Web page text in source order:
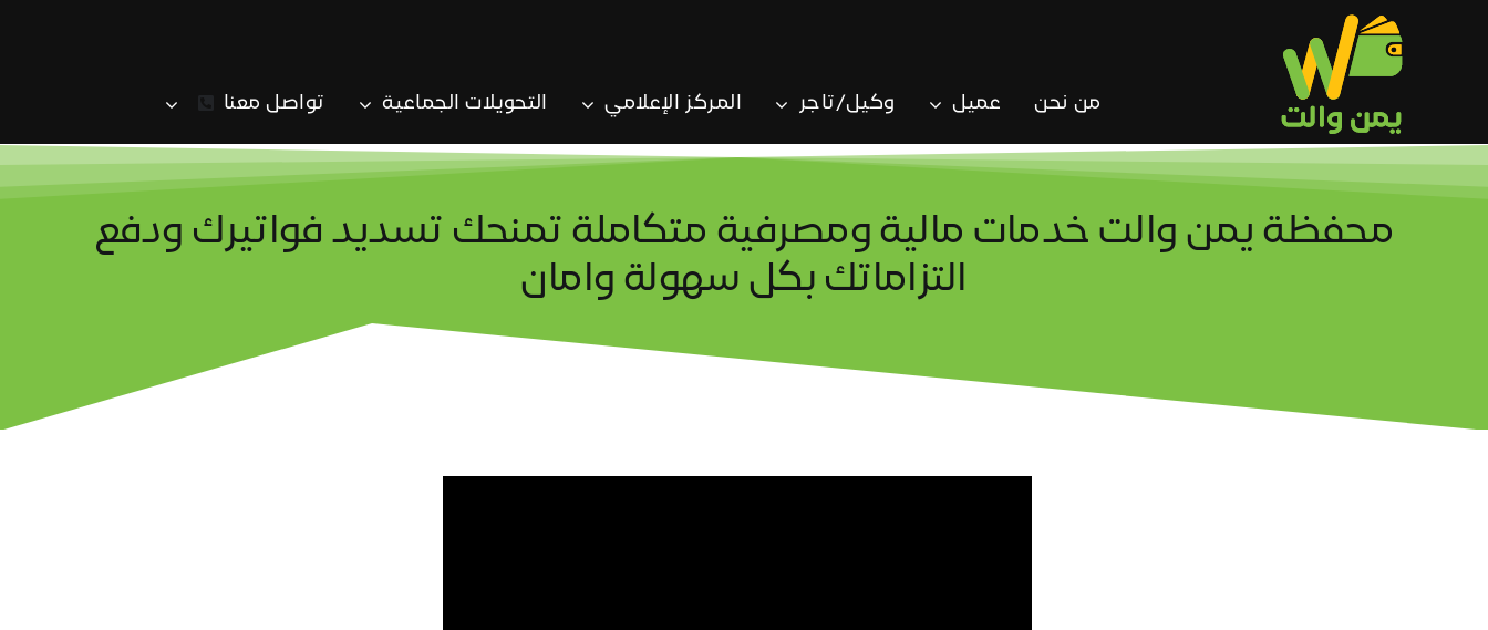
من نحن عميل وكيل/تاجر المركز الإعلامي التحويلات الجماعية تواصل معنا
محفظة يمن والت خدمات مالية ومصرفية متكاملة تمنحك تسديد فواتيرك ودفع
التزاماتك بكل سهولة وامان